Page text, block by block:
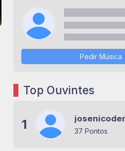
Pedir Música
Top Ouvintes
1 37 Pontos